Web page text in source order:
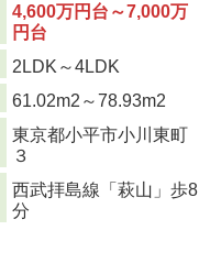
4,600万円台～7,000万
円台
2LDK～4LDK
61.02m2 ～78.93m2
東京都小平市小川東町
３
西武拝島線「萩山」歩8
分